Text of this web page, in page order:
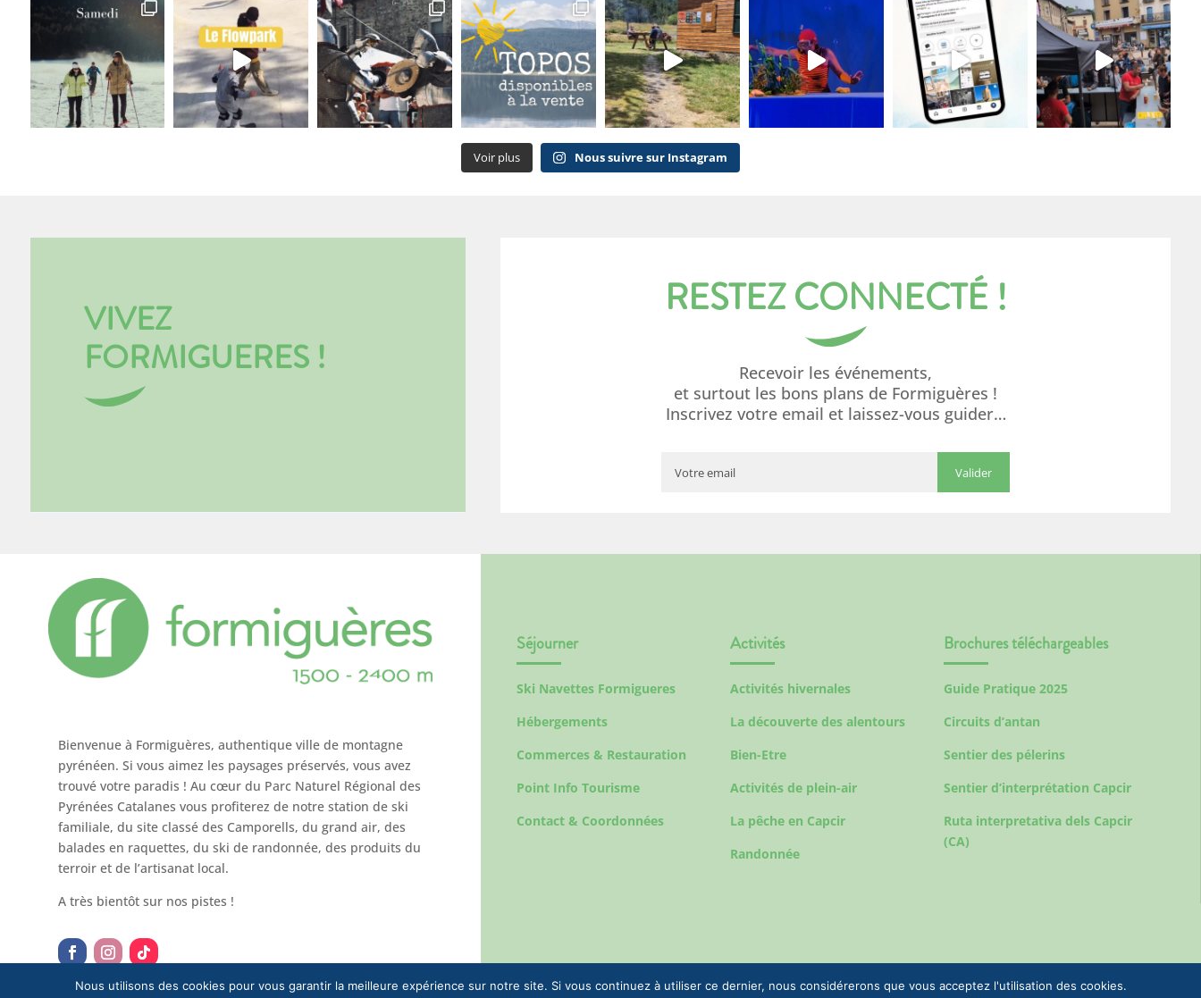
Voir plus Nous suivre sur Instagram
VIVEZ
FORMIGUERES !
RESTEZ CONNECTÉ !
Recevoir les événements,
et surtout les bons plans de Formiguères !
Inscrivez votre email et laissez-vous guider…
Bienvenue à Formiguères, authentique ville de montagne
pyrénéen. Si vous aimez les paysages préservés, vous avez
trouvé votre paradis ! Au cœur du Parc Naturel Régional des
Pyrénées Catalanes vous profiterez de notre station de ski
familiale, du site classé des Camporells, du grand air, des
balades en raquettes, du ski de randonnée, des produits du
terroir et de l’artisanat local.
A très bientôt sur nos pistes !
Séjourner
Ski Navettes Formigueres
Hébergements
Commerces & Restauration
Point Info Tourisme
Contact & Coordonnées
Activités
Activités hivernales
La découverte des alentours
Bien-Etre
Activités de plein-air
La pêche en Capcir
Randonnée
Brochures téléchargeables
Guide Pratique 2025
Circuits d’antan
Sentier des pélerins
Sentier d’interprétation Capcir
Ruta interpretativa dels Capcir
(CA)
Nous utilisons des cookies pour vous garantir la meilleure expérience sur notre site. Si vous continuez à utiliser ce dernier, nous considérerons que vous acceptez l'utilisation des cookies.